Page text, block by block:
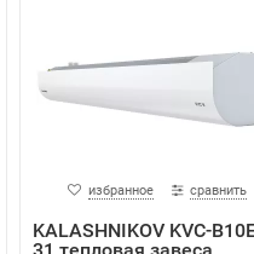
избранное сравнить
KALASHNIKOV KVС-